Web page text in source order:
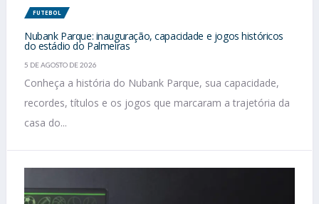
FUTEBOL
Nubank Parque: inauguração, capacidade e jogos históricos
do estádio do Palmeiras
5 DE AGOSTO DE 2026
Conheça a história do Nubank Parque, sua capacidade,
recordes, títulos e os jogos que marcaram a trajetória da
casa do...